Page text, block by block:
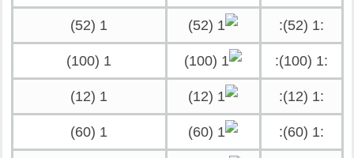
:1 (52):
1 (52)
:1 (100):
1 (100)
:1 (12):
1 (12)
:1 (60):
1 (60)